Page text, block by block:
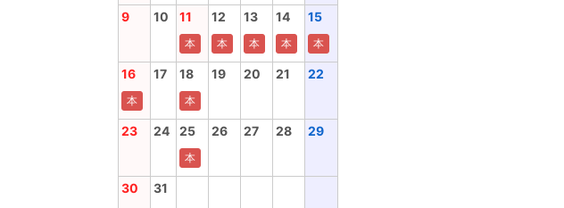
9 10 11
本
12
本
13
本
14
本
15
本
16
本
17 18
本
19 20 21 22
23 24 25
本
26 27 28 29
30 31